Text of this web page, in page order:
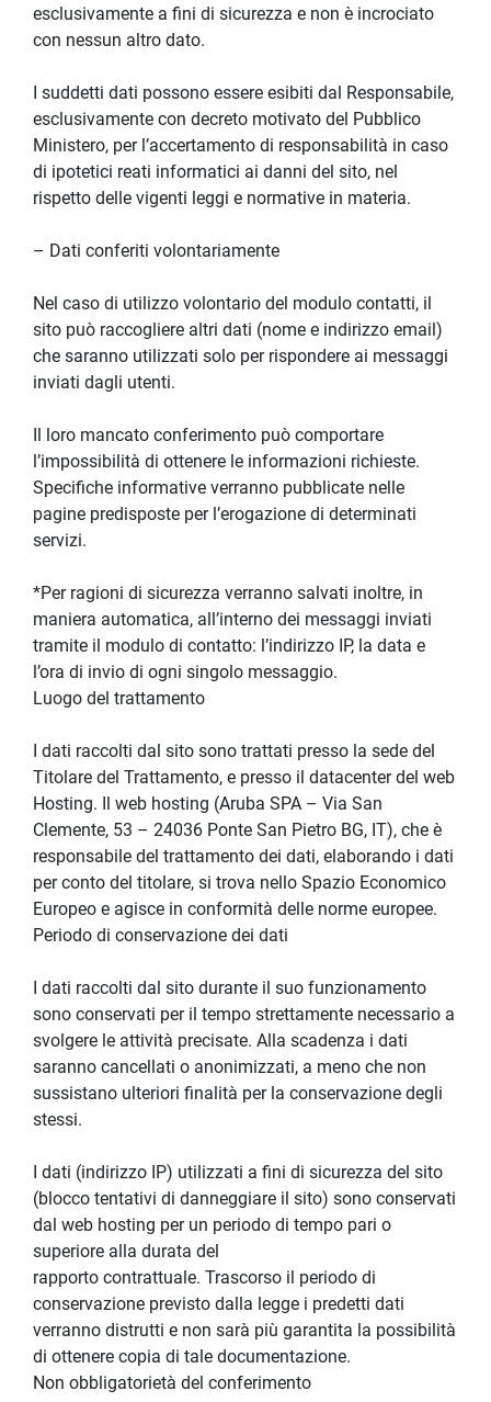
esclusivamente a fini di sicurezza e non è incrociato
con nessun altro dato.
I suddetti dati possono essere esibiti dal Responsabile,
esclusivamente con decreto motivato del Pubblico
Ministero, per l’accertamento di responsabilità in caso
di ipotetici reati informatici ai danni del sito, nel
rispetto delle vigenti leggi e normative in materia.
– Dati conferiti volontariamente
Nel caso di utilizzo volontario del modulo contatti, il
sito può raccogliere altri dati (nome e indirizzo email)
che saranno utilizzati solo per rispondere ai messaggi
inviati dagli utenti.
Il loro mancato conferimento può comportare
l’impossibilità di ottenere le informazioni richieste.
Specifiche informative verranno pubblicate nelle
pagine predisposte per l’erogazione di determinati
servizi.
*Per ragioni di sicurezza verranno salvati inoltre, in
maniera automatica, all’interno dei messaggi inviati
tramite il modulo di contatto: l’indirizzo IP, la data e
l’ora di invio di ogni singolo messaggio.
Luogo del trattamento
I dati raccolti dal sito sono trattati presso la sede del
Titolare del Trattamento, e presso il datacenter del web
Hosting. Il web hosting (Aruba SPA – Via San
Clemente, 53 – 24036 Ponte San Pietro BG, IT), che è
responsabile del trattamento dei dati, elaborando i dati
per conto del titolare, si trova nello Spazio Economico
Europeo e agisce in conformità delle norme europee.
Periodo di conservazione dei dati
I dati raccolti dal sito durante il suo funzionamento
sono conservati per il tempo strettamente necessario a
svolgere le attività precisate. Alla scadenza i dati
saranno cancellati o anonimizzati, a meno che non
sussistano ulteriori finalità per la conservazione degli
stessi.
I dati (indirizzo IP) utilizzati a fini di sicurezza del sito
(blocco tentativi di danneggiare il sito) sono conservati
dal web hosting per un periodo di tempo pari o
superiore alla durata del
rapporto contrattuale. Trascorso il periodo di
conservazione previsto dalla legge i predetti dati
verranno distrutti e non sarà più garantita la possibilità
di ottenere copia di tale documentazione.
Non obbligatorietà del conferimento